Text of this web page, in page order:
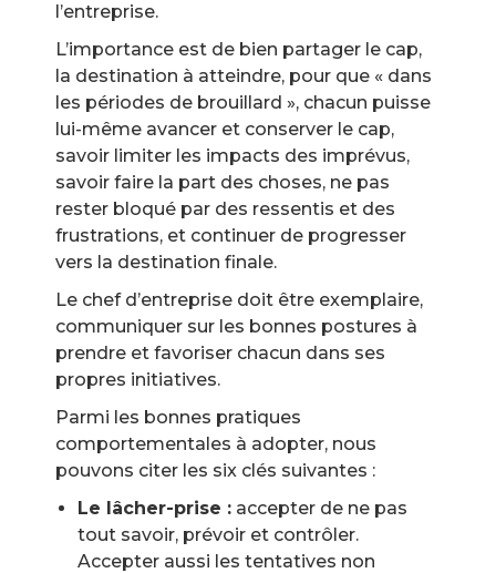
l’entreprise.
L’importance est de bien partager le cap,
la destination à atteindre, pour que « dans
les périodes de brouillard », chacun puisse
lui-même avancer et conserver le cap,
savoir limiter les impacts des imprévus,
savoir faire la part des choses, ne pas
rester bloqué par des ressentis et des
frustrations, et continuer de progresser
vers la destination finale.
Le chef d’entreprise doit être exemplaire,
communiquer sur les bonnes postures à
prendre et favoriser chacun dans ses
propres initiatives.
Parmi les bonnes pratiques
comportementales à adopter, nous
pouvons citer les six clés suivantes :
Le lâcher-prise : accepter de ne pas
tout savoir, prévoir et contrôler.
Accepter aussi les tentatives non